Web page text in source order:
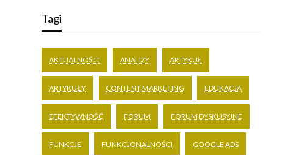
Tagi
AKTUALNOŚCI ANALIZY ARTYKUŁ
ARTYKUŁY CONTENT MARKETING EDUKACJA
EFEKTYWNOŚĆ FORUM FORUM DYSKUSYJNE
FUNKCJE FUNKCJONALNOŚCI GOOGLE ADS